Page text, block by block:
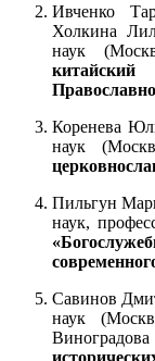
Ивченко
Холкина
наук
Коренева
наук
Пильгун
наук,
Савинов
наук